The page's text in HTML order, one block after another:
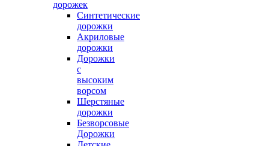
дорожек
Синтетические
дорожки
Акриловые
дорожки
Дорожки
с
высоким
ворсом
Шерстяные
дорожки
Безворсовые
Дорожки